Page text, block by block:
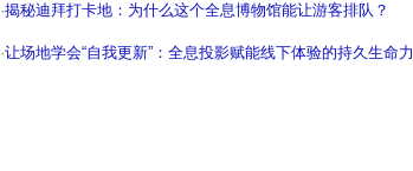
·揭秘迪拜打卡地：为什么这个全息博物馆能让游客排队？
·让场地学会“自我更新”：全息投影赋能线下体验的持久生命力